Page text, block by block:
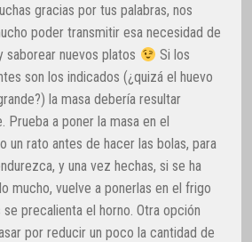
gracias por tus palabras, nos
poder transmitir esa necesidad de
saborear nuevos platos
Si los
son los indicados (¿quizá el huevo
la masa debería resultar
Prueba a poner la masa en el
un rato antes de hacer las bolas, para
y una vez hechas, si se ha
mucho, vuelve a ponerlas en el frigo
se precalienta el horno. Otra opción
por reducir un poco la cantidad de